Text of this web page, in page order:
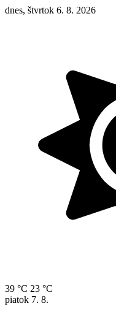
dnes, štvrtok 6. 8. 2026
39 °C 23 °C
piatok 7. 8.